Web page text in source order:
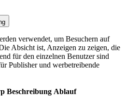
verwendet, um Besuchern auf
Absicht ist, Anzeigen zu zeigen, die
für den einzelnen Benutzer sind
Publisher und werbetreibende
Beschreibung Ablauf